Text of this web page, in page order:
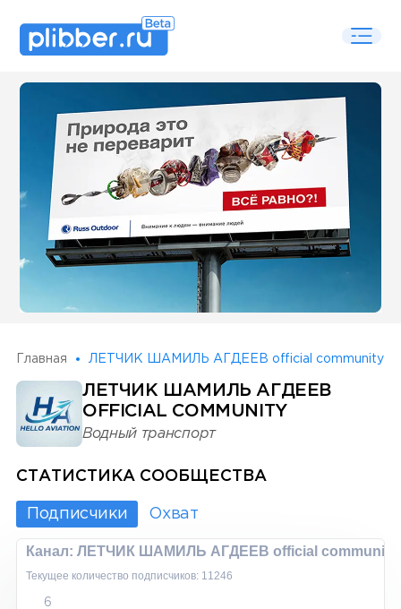
Some SEO Title
Главная ЛЕТЧИК ШАМИЛЬ АГДЕЕВ official community
ЛЕТЧИК ШАМИЛЬ АГДЕЕВ
OFFICIAL COMMUNITY
Водный транспорт
СТАТИСТИКА СООБЩЕСТВА
Подписчики Охват
Канал: ЛЕТЧИК ШАМИЛЬ АГДЕЕВ official community
Текущее количество подписчиков: 11246
6